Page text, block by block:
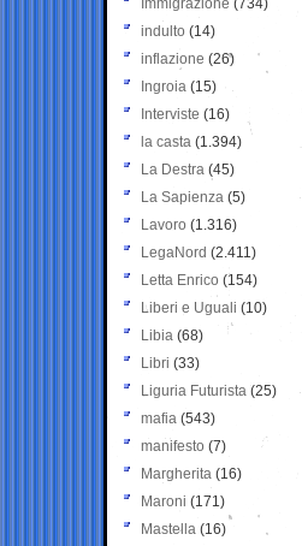
Immigrazione (734)
indulto (14)
inflazione (26)
Ingroia (15)
Interviste (16)
la casta (1.394)
La Destra (45)
La Sapienza (5)
Lavoro (1.316)
LegaNord (2.411)
Letta Enrico (154)
Liberi e Uguali (10)
Libia (68)
Libri (33)
Liguria Futurista (25)
mafia (543)
manifesto (7)
Margherita (16)
Maroni (171)
Mastella (16)